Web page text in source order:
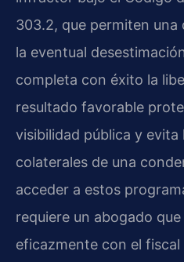
303.2, que permiten
la eventual
completa con éxito la
resultado favorable
visibilidad pública y evita
colaterales de una
acceder a estos
requiere un abogado
eficazmente con el